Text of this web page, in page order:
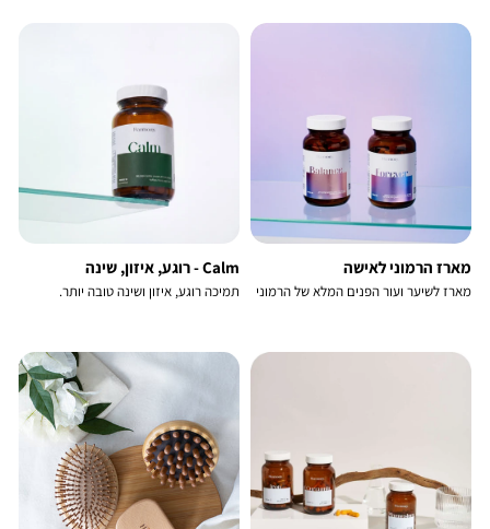
מארז הרמוני לאישה
מארז לשיער ועור הפנים המלא של הרמוני
Calm - רוגע, איזון, שינה
תמיכה רוגע, איזון ושינה טובה יותר.